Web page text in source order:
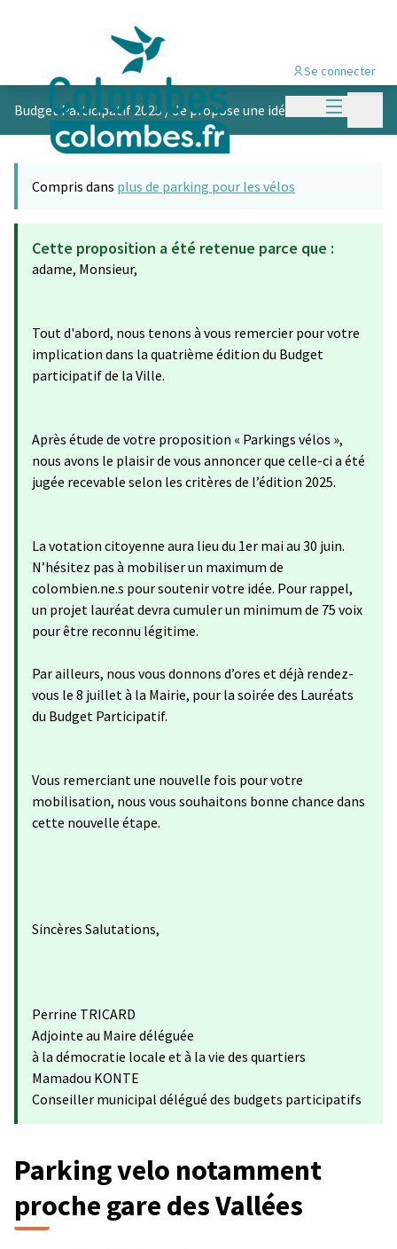
Menu
Se connecter
Budget Participatif 2025 /Je propose une idée
Compris dans plus de parking pour les vélos
Cette proposition a été retenue parce que :
adame, Monsieur,
Tout d'abord, nous tenons à vous remercier pour votre
implication dans la quatrième édition du Budget
participatif de la Ville.
Après étude de votre proposition « Parkings vélos »,
nous avons le plaisir de vous annoncer que celle-ci a été
jugée recevable selon les critères de l’édition 2025.
La votation citoyenne aura lieu du 1er mai au 30 juin.
N’hésitez pas à mobiliser un maximum de
colombien.ne.s pour soutenir votre idée. Pour rappel,
un projet lauréat devra cumuler un minimum de 75 voix
pour être reconnu légitime.
Par ailleurs, nous vous donnons d’ores et déjà rendez-
vous le 8 juillet à la Mairie, pour la soirée des Lauréats
du Budget Participatif.
Vous remerciant une nouvelle fois pour votre
mobilisation, nous vous souhaitons bonne chance dans
cette nouvelle étape.
Sincères Salutations,
Perrine TRICARD
Adjointe au Maire déléguée
à la démocratie locale et à la vie des quartiers
Mamadou KONTE
Conseiller municipal délégué des budgets participatifs
Parking velo notamment
proche gare des Vallées